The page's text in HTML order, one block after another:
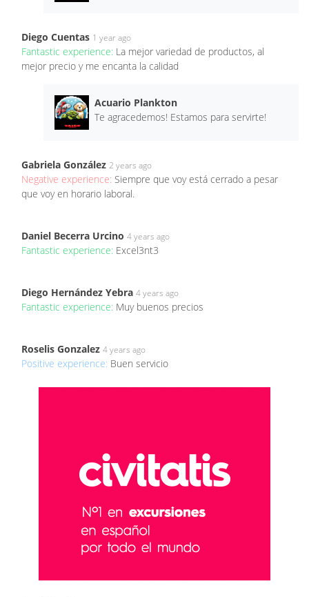
Diego Cuentas 1 year ago
Fantastic experience: La mejor variedad de productos, al
mejor precio y me encanta la calidad
Acuario Plankton
Te agracedemos! Estamos para servirte!
Gabriela González 2 years ago
Negative experience: Siempre que voy está cerrado a pesar
que voy en horario laboral.
Daniel Becerra Urcino 4 years ago
Fantastic experience: Excel3nt3
Diego Hernández Yebra 4 years ago
Fantastic experience: Muy buenos precios
Roselis Gonzalez 4 years ago
Positive experience: Buen servicio